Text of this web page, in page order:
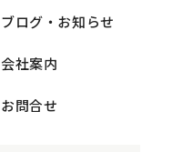
ブログ・お知らせ
会社案内
お問合せ